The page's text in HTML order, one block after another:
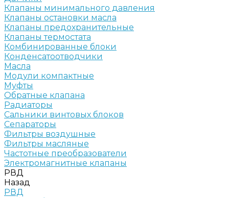
Клапаны минимального давления
Клапаны остановки масла
Клапаны предохранительные
Клапаны термостата
Комбинированные блоки
Конденсатоотводчики
Масла
Модули компактные
Муфты
Обратные клапана
Радиаторы
Сальники винтовых блоков
Сепараторы
Фильтры воздушные
Фильтры масляные
Частотные преобразователи
Электромагнитные клапаны
РВД
Назад
РВД